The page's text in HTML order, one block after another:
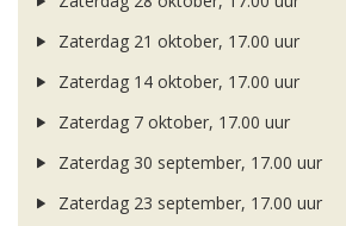
Zaterdag 21 oktober, 17.00 uur
Zaterdag 14 oktober, 17.00 uur
Zaterdag 7 oktober, 17.00 uur
Zaterdag 30 september, 17.00 uur
Zaterdag 23 september, 17.00 uur